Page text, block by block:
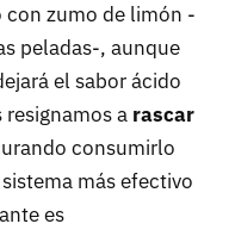
zumo de limón -
peladas-, aunque
el sabor ácido
a rascar
consumirlo
más efectivo
es